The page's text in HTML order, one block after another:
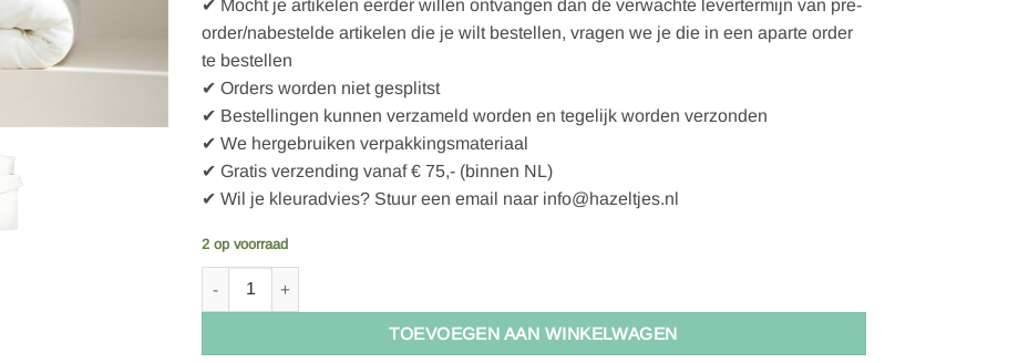
✔ Mocht je artikelen eerder willen ontvangen dan de verwachte levertermijn van pre-
order/nabestelde artikelen die je wilt bestellen, vragen we je die in een aparte order
te bestellen
✔ Orders worden niet gesplitst
✔ Bestellingen kunnen verzameld worden en tegelijk worden verzonden
✔ We hergebruiken verpakkingsmateriaal
✔ Gratis verzending vanaf € 75,- (binnen NL)
✔ Wil je kleuradvies? Stuur een email naar info@hazeltjes.nl
2 op voorraad
Damai Dekbedovertrekset Sateen - Ivory - 155 x 220 cm (Duitse maat) aantal
TOEVOEGEN AAN WINKELWAGEN